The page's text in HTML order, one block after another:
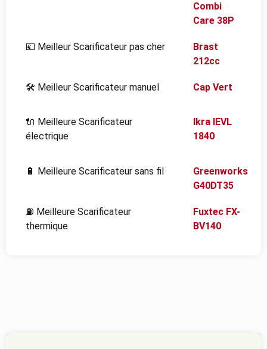
Combi
Care 38P
💶 Meilleur Scarificateur pas cher
Brast
212cc
🛠️ Meilleur Scarificateur manuel Cap Vert
🔌 Meilleure Scarificateur
électrique
Ikra IEVL
1840
🔋 Meilleure Scarificateur sans fil
Greenworks
G40DT35
⛽ Meilleure Scarificateur
thermique
Fuxtec FX-
BV140